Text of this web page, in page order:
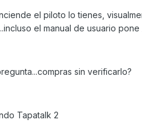
el piloto lo tienes,
el manual de usuario
sin verificarlo?
Tapatalk 2